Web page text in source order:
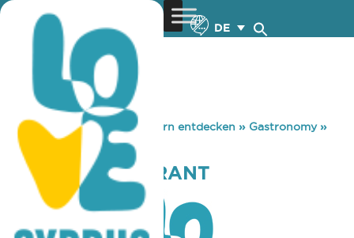
DE
You are here: Home »Zypern entdecken » Gastronomy»
LIMNIA RESTAURANT
LIMNIA RESTAURANT